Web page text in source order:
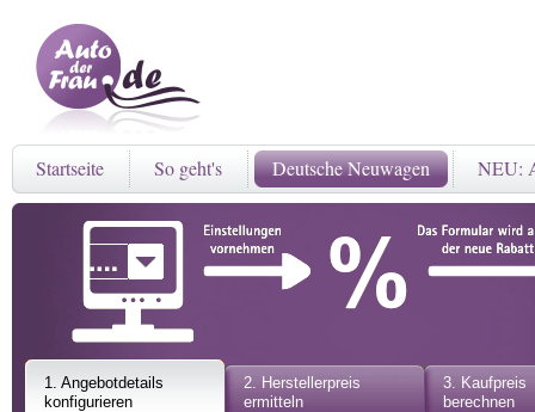
Startseite So geht's Deutsche Neuwagen NEU:
1. Angebotdetails
konfigurieren
2. Herstellerpreis
ermitteln
3. Kaufpreis
berechnen